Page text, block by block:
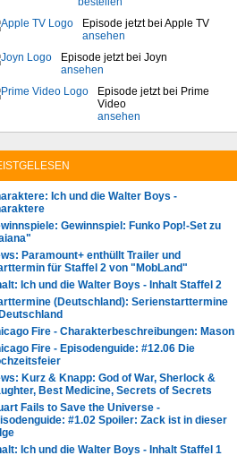
Episode jetzt bei Apple TV
ansehen
Episode jetzt bei Joyn
ansehen
Episode jetzt bei Prime
Video
ansehen
Ich und die Walter Boys -
Gewinnspiel: Funko Pop!-Set zu
Paramount+ enthüllt Trailer und
für Staffel 2 von "MobLand"
Ich und die Walter Boys - Inhalt Staffel 2
(Deutschland): Serienstarttermine
Fire - Charakterbeschreibungen: Mason
Fire - Episodenguide: #12.06 Die
Kurz & Knapp: God of War, Sherlock &
Best Medicine, Secrets of Secrets
Fails to Save the Universe -
#1.02 Spoiler: Zack ist in dieser
Ich und die Walter Boys - Inhalt Staffel 1